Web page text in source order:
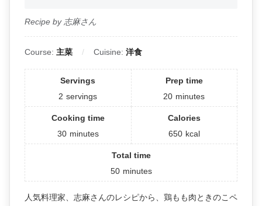
Recipe by 志麻さん
Course: 主菜 Cuisine: 洋食
Servings
2 servings
Prep time
20 minutes
Cooking time
30 minutes
Calories
650 kcal
Total time
50 minutes
人気料理家、志麻さんのレシピから、鶏もも肉ときのこペ